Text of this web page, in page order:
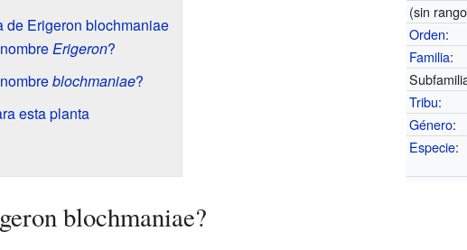
(sin
Orden:
Familia:
Tribu:
Género:
Especie:
Erigeron blochmaniae
Erigeron?
blochmaniae?
esta planta
blochmaniae?